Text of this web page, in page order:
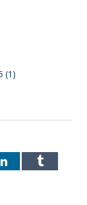
(1)
LinkedInTumblr